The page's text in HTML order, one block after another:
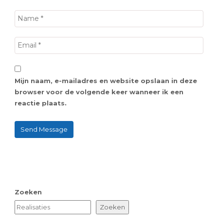
Mijn naam, e-mailadres en website opslaan in deze
browser voor de volgende keer wanneer ik een
reactie plaats.
Zoeken
Zoeken